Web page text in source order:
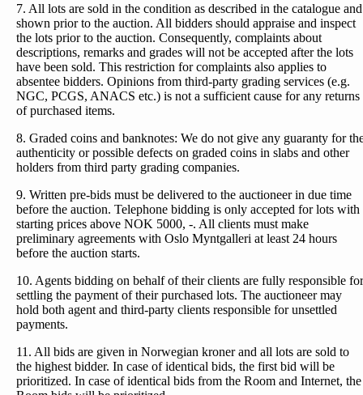
7. All lots are sold in the condition as described in the catalogue and
shown prior to the auction. All bidders should appraise and inspect
the lots prior to the auction. Consequently, complaints about
descriptions, remarks and grades will not be accepted after the lots
have been sold. This restriction for complaints also applies to
absentee bidders. Opinions from third-party grading services (e.g.
NGC, PCGS, ANACS etc.) is not a sufficient cause for any returns
of purchased items.
8. Graded coins and banknotes: We do not give any guaranty for
authenticity or possible defects on graded coins in slabs and other
holders from third party grading companies.
9. Written pre-bids must be delivered to the auctioneer in due time
before the auction. Telephone bidding is only accepted for lots with
starting prices above NOK 5000, -. All clients must make
preliminary agreements with Oslo Myntgalleri at least 24 hours
before the auction starts.
10. Agents bidding on behalf of their clients are fully responsible for
settling the payment of their purchased lots. The auctioneer may
hold both agent and third-party clients responsible for unsettled
payments.
11. All bids are given in Norwegian kroner and all lots are sold to
the highest bidder. In case of identical bids, the first bid will be
prioritized. In case of identical bids from the Room and Internet, the